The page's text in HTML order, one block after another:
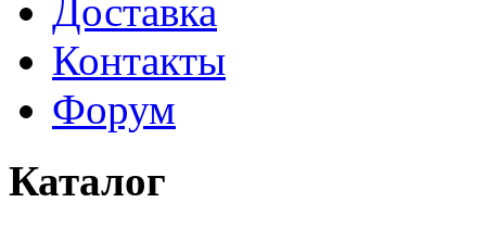
Доставка
Контакты
Форум
Каталог